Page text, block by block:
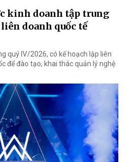
kinh doanh tập trung
doanh quốc tế
quý IV/2026, có kế hoạch lập liên
để đào tạo, khai thác quản lý nghệ